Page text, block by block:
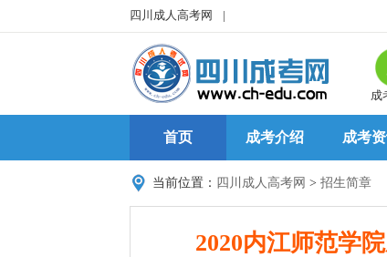
四川成人高考网 |
成
首页 成考介绍 成考
当前位置： 四川成人高考网 > 招生简章
2020内江师范学